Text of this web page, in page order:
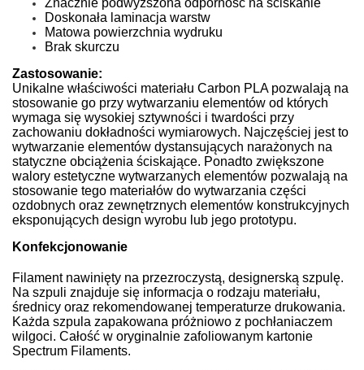
Znacznie podwyższona odporność na ściskanie
Doskonała laminacja warstw
Matowa powierzchnia wydruku
Brak skurczu
Zastosowanie:
Unikalne właściwości materiału Carbon PLA pozwalają na
stosowanie go przy wytwarzaniu elementów od których
wymaga się wysokiej sztywności i twardości przy
zachowaniu dokładności wymiarowych. Najczęściej jest to
wytwarzanie elementów dystansujących narażonych na
statyczne obciążenia ściskające. Ponadto zwiększone
walory estetyczne wytwarzanych elementów pozwalają na
stosowanie tego materiałów do wytwarzania części
ozdobnych oraz zewnętrznych elementów konstrukcyjnych
eksponujących design wyrobu lub jego prototypu.
Konfekcjonowanie
Filament nawinięty na przezroczystą, designerską szpulę.
Na szpuli znajduje się informacja o rodzaju materiału,
średnicy oraz rekomendowanej temperaturze drukowania.
Każda szpula zapakowana próżniowo z pochłaniaczem
wilgoci. Całość w oryginalnie zafoliowanym kartonie
Spectrum Filaments.